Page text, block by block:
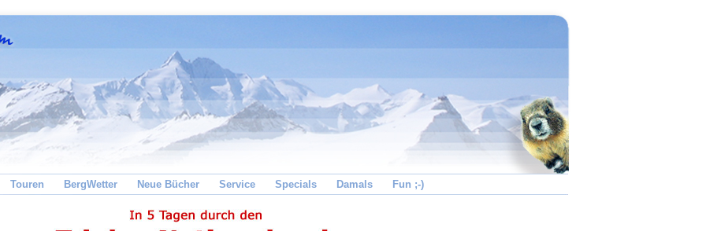
Touren BergWetter Neue Bücher Service Specials Damals Fun ;-)